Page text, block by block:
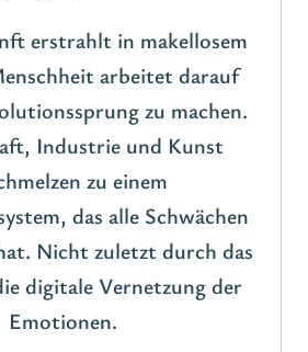
erstrahlt in makellosem
arbeitet darauf
zu machen.
Industrie und Kunst
zu einem
das alle Schwächen
Nicht zuletzt durch das
digitale Vernetzung der
Emotionen.